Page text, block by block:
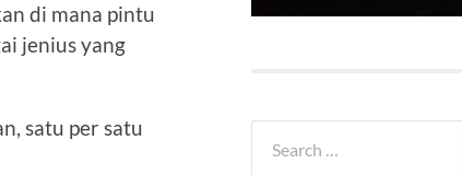
di mana pintu
jenius yang
satu per satu
for: